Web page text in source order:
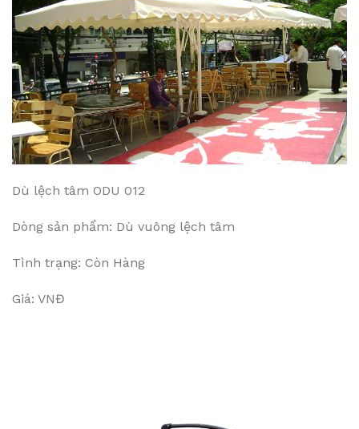
Dù lệch tâm ODU 012
Dòng sản phẩm: Dù vuông lệch tâm
Tình trạng: Còn Hàng
Giá: VNĐ